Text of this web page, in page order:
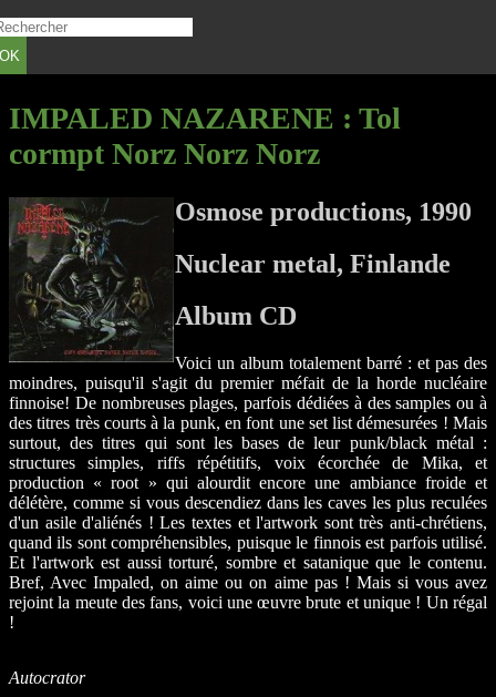
OK
IMPALED NAZARENE : Tol
cormpt Norz Norz Norz
Osmose productions, 1990
Nuclear metal, Finlande
Album CD
Voici un album totalement barré : et pas des
moindres, puisqu'il s'agit du premier méfait de la horde nucléaire
finnoise! De nombreuses plages, parfois dédiées à des samples ou à
des titres très courts à la punk, en font une set list démesurées ! Mais
surtout, des titres qui sont les bases de leur punk/black métal :
structures simples, riffs répétitifs, voix écorchée de Mika, et
production « root » qui alourdit encore une ambiance froide et
délétère, comme si vous descendiez dans les caves les plus reculées
d'un asile d'aliénés ! Les textes et l'artwork sont très anti-chrétiens,
quand ils sont compréhensibles, puisque le finnois est parfois utilisé.
Et l'artwork est aussi torturé, sombre et satanique que le contenu.
Bref, Avec Impaled, on aime ou on aime pas ! Mais si vous avez
rejoint la meute des fans, voici une œuvre brute et unique ! Un régal
!
Autocrator